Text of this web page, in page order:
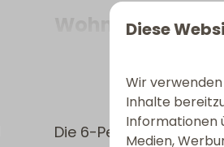
Wohnen &
Flachbildschirm-TV
Bügeleisen
Bügelbrett
Spülmaschine
Die 6-Personen Villa
Diese
Wir
Inhalte
Informationen
Medien,